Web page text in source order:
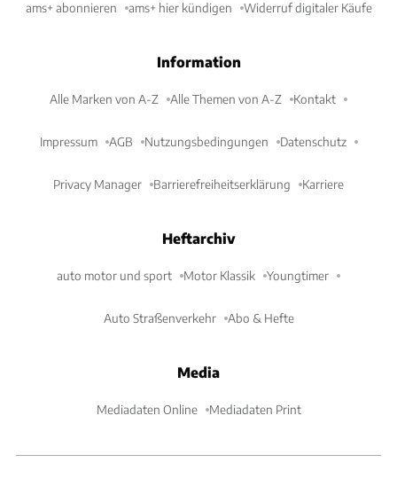
ams+ abonnieren ams+ hier kündigen Widerruf digitaler Käufe
Information
Alle Marken von A-Z Alle Themen von A-Z Kontakt
Impressum AGB Nutzungsbedingungen Datenschutz
Privacy Manager Barrierefreiheitserklärung Karriere
Heftarchiv
auto motor und sport Motor Klassik Youngtimer
Auto Straßenverkehr Abo & Hefte
Media
Mediadaten Online Mediadaten Print